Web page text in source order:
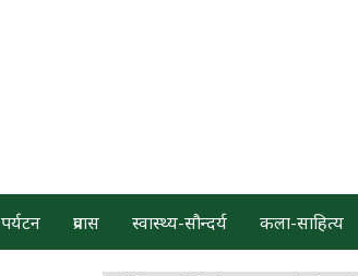
पर्यटन प्रवास स्वास्थ्य-सौन्दर्य कला-साहित्य